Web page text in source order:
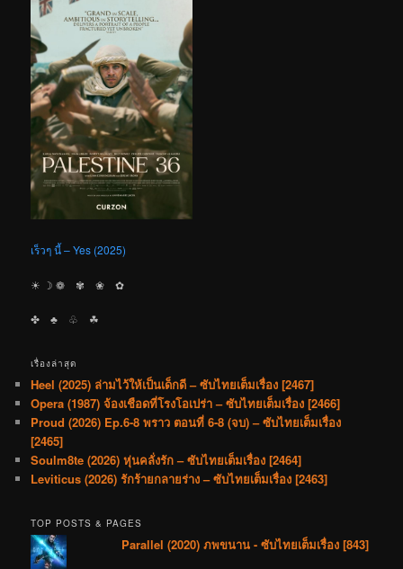
เร็วๆ นี้ – Yes (2025)
☀︎ ☽ ❁ ✾ ❀ ✿
✤ ♣︎ ♧ ☘︎
เรื่องล่าสุด
Heel (2025) ล่ามไว้ให้เป็นเด็กดี – ซับไทยเต็มเรื่อง [2467]
Opera (1987) จ้องเชือดที่โรงโอเปร่า – ซับไทยเต็มเรื่อง [2466]
Proud (2026) Ep.6-8 พราว ตอนที่ 6-8 (จบ) – ซับไทยเต็มเรื่อง
[2465]
Soulm8te (2026) หุ่นคลั่งรัก – ซับไทยเต็มเรื่อง [2464]
Leviticus (2026) รักร้ายกลายร่าง – ซับไทยเต็มเรื่อง [2463]
TOP POSTS & PAGES
Parallel (2020) ภพขนาน - ซับไทยเต็มเรื่อง [843]